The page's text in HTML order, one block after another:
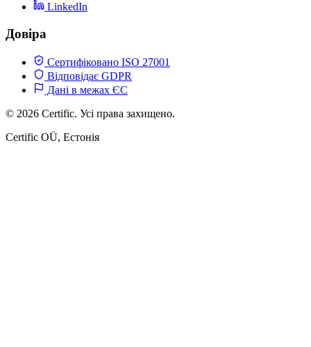
LinkedIn
Довіра
Сертифіковано ISO 27001
Відповідає GDPR
Дані в межах ЄС
© 2026 Certific. Усі права захищено.
Certific OÜ, Естонія